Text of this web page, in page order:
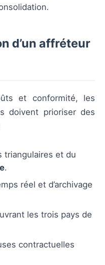
d’un affréteur
et conformité, les
doivent prioriser des
triangulaires et du
.
réel et d’archivage
les trois pays de
contractuelles